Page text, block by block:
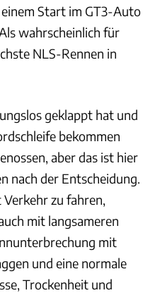
Start im GT3-Auto
wahrscheinlich für
NLS-Rennen in
geklappt hat und
bekommen
aber das ist hier
nach der Entscheidung.
zu fahren,
mit langsameren
mit
und eine normale
Trockenheit und